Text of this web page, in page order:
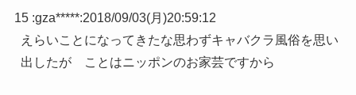
15 :gza*****:2018/09/03(月)20:59:12
えらいことになってきたな思わずキャバクラ風俗を思い
出したが ことはニッポンのお家芸ですから